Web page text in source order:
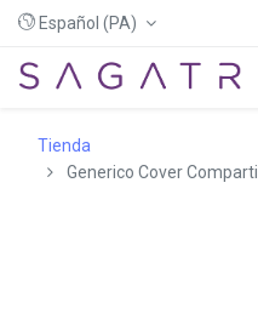
Español (PA)
Tienda
Generico Cover